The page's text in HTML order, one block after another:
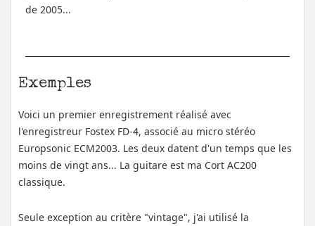
de 2005...
Exemples
Voici un premier enregistrement réalisé avec
l'enregistreur Fostex FD-4, associé au micro stéréo
Europsonic ECM2003. Les deux datent d'un temps que les
moins de vingt ans... La guitare est ma Cort AC200
classique.
Seule exception au critère "vintage", j'ai utilisé la